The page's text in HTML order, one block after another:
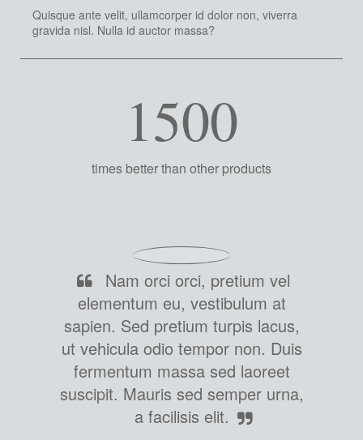
Quisque ante velit, ullamcorper id dolor non, viverra
gravida nisl. Nulla id auctor massa?
1500
times better than other products
Nam orci orci, pretium vel
elementum eu, vestibulum at
sapien. Sed pretium turpis lacus,
ut vehicula odio tempor non. Duis
fermentum massa sed laoreet
suscipit. Mauris sed semper urna,
a facilisis elit.